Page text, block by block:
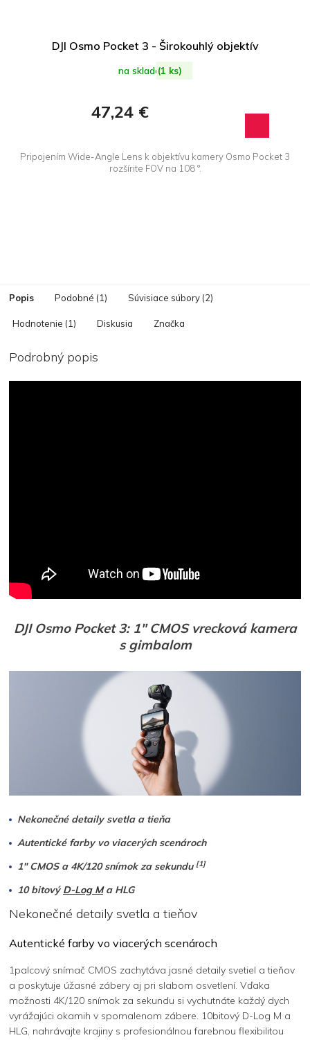
DJI Osmo Pocket 3 - Širokouhlý objektív
na sklade(1 ks)
47,24 €
Pripojením Wide-Angle Lens k objektívu kamery Osmo Pocket 3
rozšírite FOV na 108 °.
Popis Podobné (1) Súvisiace súbory (2)
Hodnotenie (1) Diskusia Značka
Podrobný popis
DJI Osmo Pocket 3: 1″ CMOS vrecková kamera
s gimbalom
Nekonečné detaily svetla a tieňa
Autentické farby vo viacerých scenároch
1" CMOS a 4K/120 snímok za sekundu [1]
10 bitový D-Log Ma HLG
Nekonečné detaily svetla a tieňov
Autentické farby vo viacerých scenároch
1palcový snímač CMOS zachytáva jasné detaily svetiel a tieňov
a poskytuje úžasné zábery aj pri slabom osvetlení. Vďaka
možnosti 4K/120 snímok za sekundu si vychutnáte každý dych
vyrážajúci okamih v spomalenom zábere. 10bitový D-Log M a
HLG, nahrávajte krajiny s profesionálnou farebnou flexibilitou